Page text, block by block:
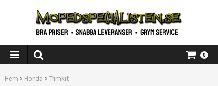
0
Hem > Honda > Trimkit